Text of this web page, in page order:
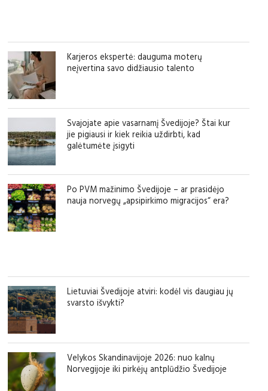
Karjeros ekspertė: dauguma moterų
neįvertina savo didžiausio talento
Svajojate apie vasarnamį Švedijoje? Štai kur
jie pigiausi ir kiek reikia uždirbti, kad
galėtumėte įsigyti
Po PVM mažinimo Švedijoje – ar prasidėjo
nauja norvegų „apsipirkimo migracijos“ era?
Lietuviai Švedijoje atviri: kodėl vis daugiau jų
svarsto išvykti?
Velykos Skandinavijoje 2026: nuo kalnų
Norvegijoje iki pirkėjų antplūdžio Švedijoje